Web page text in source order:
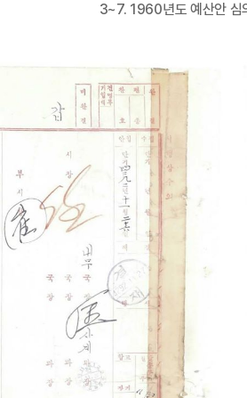
3~7. 1960년도 예산안 심